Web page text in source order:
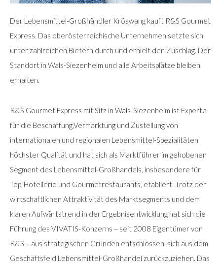
Der Lebensmittel-Großhändler Kröswang kauft R&S Gourmet
Express. Das oberösterreichische Unternehmen setzte sich
unter zahlreichen Bietern durch und erhielt den Zuschlag. Der
Standort in Wals-Siezenheim und alle Arbeitsplätze bleiben
erhalten.
R&S Gourmet Express mit Sitz in Wals-Siezenheim ist Experte
für die Beschaffung,Vermarktung und Zustellung von
internationalen und regionalen Lebensmittel-Spezialitäten
höchster Qualität und hat sich als Marktführer im gehobenen
Segment des Lebensmittel-Großhandels, insbesondere für
Top-Hotellerie und Gourmetrestaurants, etabliert. Trotz der
wirtschaftlichen Attraktivität des Marktsegments und dem
klaren Aufwärtstrend in der Ergebnisentwicklung hat sich die
Führung des VIVATIS-Konzerns – seit 2008 Eigentümer von
R&S – aus strategischen Gründen entschlossen, sich aus dem
Geschäftsfeld Lebensmittel-Großhandel zurückzuziehen. Das